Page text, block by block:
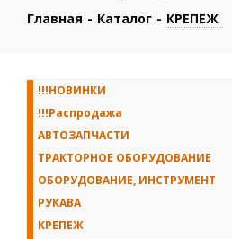
Главная - Каталог - КРЕПЕЖ
!!!НОВИНКИ
!!!Распродажа
АВТОЗАПЧАСТИ
ТРАКТОРНОЕ ОБОРУДОВАНИЕ
ОБОРУДОВАНИЕ, ИНСТРУМЕНТ
РУКАВА
КРЕПЕЖ